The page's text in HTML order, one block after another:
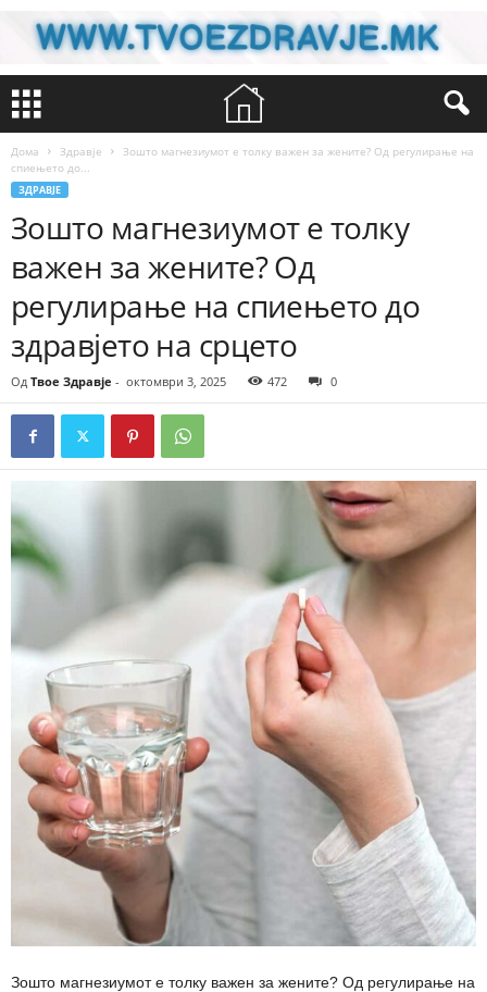
Дома Здравје
Зошто магнезиумот е толку важен за жените? Од регулирање на
спиењето до...
ЗДРАВЈЕ
Зошто магнезиумот е толку
важен за жените? Од
регулирање на спиењето до
здравјето на срцето
Од Твое Здравје - октомври 3, 2025 472 0
Зошто магнезиумот е толку важен за жените? Од регулирање на